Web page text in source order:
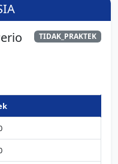
TIDAK_PRAKTEK